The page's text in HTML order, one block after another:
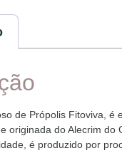
de Própolis Fitoviva, é
originada do Alecrim do
é produzido por